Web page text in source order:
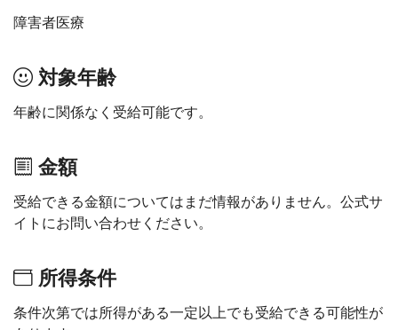
障害者医療
対象年齢
年齢に関係なく受給可能です。
金額
受給できる金額についてはまだ情報がありません。公式サ
イトにお問い合わせください。
所得条件
条件次第では所得がある一定以上でも受給できる可能性が